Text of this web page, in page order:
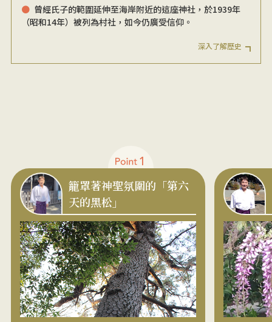
曾經氏子的範圍延伸至海岸附近的這座神社，於1939年
（昭和14年）被列為村社，如今仍廣受信仰。
深入了解歷史
籠罩著神聖氛圍的「第六
天的黑松」